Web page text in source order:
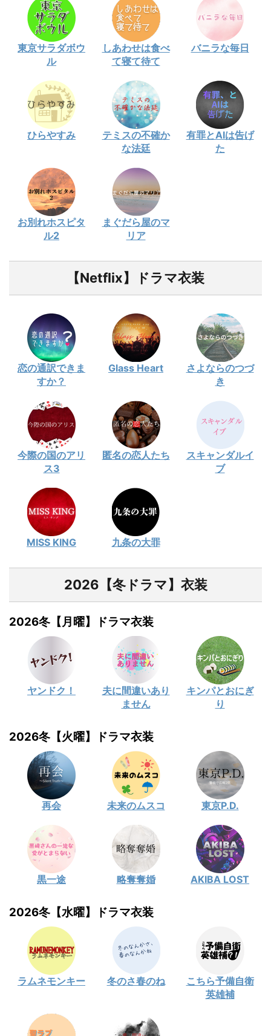
東京サラダボウ
ル
しあわせは食べ
て寝て待て
バニラな毎日
ひらやすみ
テミスの不確か
な法廷
有罪とAIは告げ
た
お別れホスピタ
ル2
まぐだら屋のマ
リア
【Netflix】ドラマ衣装
恋の通訳できま
すか？
Glass Heart
さよならのつづ
き
今際の国のアリ
ス3
匿名の恋人たち
スキャンダルイ
ブ
MISS KING 九条の大罪
2026【冬ドラマ】衣装
2026冬【月曜】ドラマ衣装
ヤンドク！
夫に間違いあり
ません
キンパとおにぎ
り
2026冬【火曜】ドラマ衣装
再会 未来のムスコ 東京P.D.
黒一途 略奪奪婚 AKIBA LOST
2026冬【水曜】ドラマ衣装
ラムネモンキー 冬のさ春のね
こちら予備自衛
英雄補